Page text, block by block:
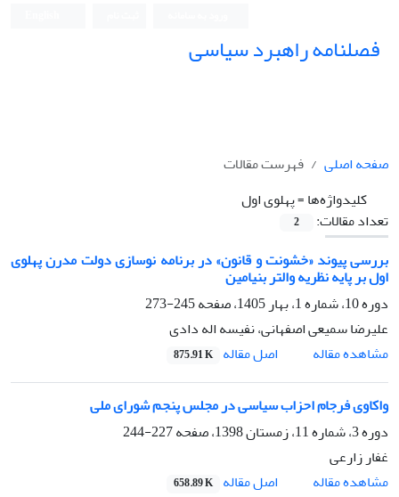
فصلنامه راهبرد سیاسی
صفحه اصلی
فهرست مقالات
کلیدواژه‌ها =پهلوی اول
تعداد مقالات:
2
بررسی پیوند «خشونت و قانون» در برنامه نوسازی دولت مدرن پهلوی
اول بر پایه نظریه والتر بنیامین
دوره 10، شماره 1، بهار 1405، صفحه
245-273
علیرضا سمیعی اصفهانی، نفیسه اله دادی
مشاهده مقاله
اصل مقاله 875.91 K
واکاوی فرجام احزاب سیاسی در مجلس پنجم شورای ملی
دوره 3، شماره 11، زمستان 1398، صفحه
227-244
غفار زارعی
مشاهده مقاله
اصل مقاله 658.89 K